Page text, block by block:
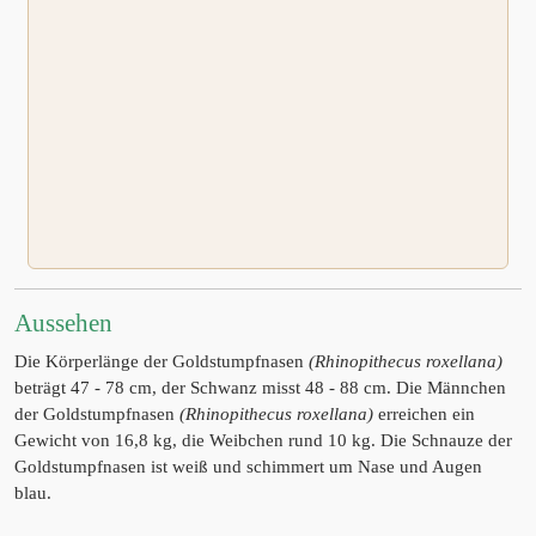
Aussehen
Die Körperlänge der Goldstumpfnasen (Rhinopithecus roxellana)
beträgt 47 - 78 cm, der Schwanz misst 48 - 88 cm. Die Männchen
der Goldstumpfnasen (Rhinopithecus roxellana) erreichen ein
Gewicht von 16,8 kg, die Weibchen rund 10 kg. Die Schnauze der
Goldstumpfnasen ist weiß und schimmert um Nase und Augen
blau.